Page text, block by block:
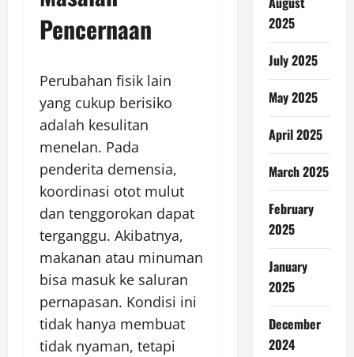
Pencernaan
Perubahan fisik lain
yang cukup berisiko
adalah kesulitan
menelan. Pada
penderita demensia,
koordinasi otot mulut
dan tenggorokan dapat
terganggu. Akibatnya,
makanan atau minuman
bisa masuk ke saluran
pernapasan. Kondisi ini
tidak hanya membuat
tidak nyaman, tetapi
2025
July 2025
May 2025
April 2025
March 2025
February
2025
January
2025
December
2024